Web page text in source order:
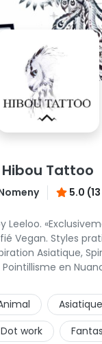
Hibou Tattoo
5.0
sur R.d.v »
pratiqués :
Asiatique,
en
Asiatique
Dot work